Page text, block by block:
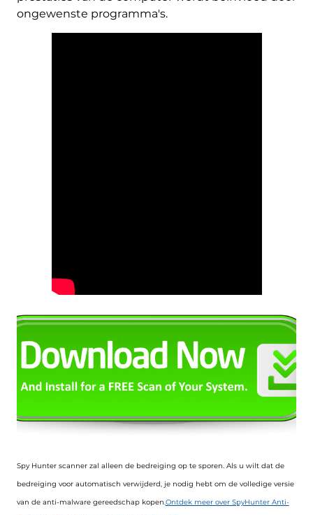
ongewenste programma's.
Spy Hunter scanner zal alleen de bedreiging op te sporen. Als u wilt dat de
bedreiging voor automatisch verwijderd, je nodig hebt om de volledige versie
van de anti-malware gereedschap kopen.Ontdek meer over SpyHunter Anti-